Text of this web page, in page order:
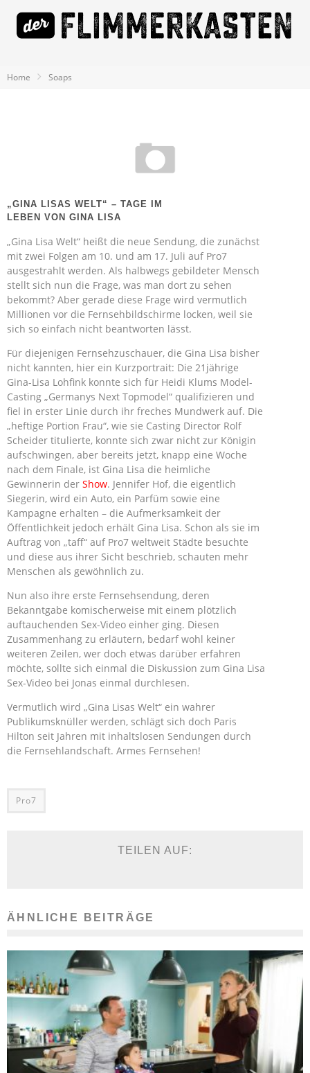
Home Soaps
„GINA LISAS WELT“ – TAGE IM
LEBEN VON GINA LISA
„Gina Lisa Welt“ heißt die neue Sendung, die zunächst
mit zwei Folgen am 10. und am 17. Juli auf Pro7
ausgestrahlt werden. Als halbwegs gebildeter Mensch
stellt sich nun die Frage, was man dort zu sehen
bekommt? Aber gerade diese Frage wird vermutlich
Millionen vor die Fernsehbildschirme locken, weil sie
sich so einfach nicht beantworten lässt.
Für diejenigen Fernsehzuschauer, die Gina Lisa bisher
nicht kannten, hier ein Kurzportrait: Die 21jährige
Gina-Lisa Lohfink konnte sich für Heidi Klums Model-
Casting „Germanys Next Topmodel“ qualifizieren und
fiel in erster Linie durch ihr freches Mundwerk auf. Die
„heftige Portion Frau“, wie sie Casting Director Rolf
Scheider titulierte, konnte sich zwar nicht zur Königin
aufschwingen, aber bereits jetzt, knapp eine Woche
nach dem Finale, ist Gina Lisa die heimliche
Gewinnerin der Show. Jennifer Hof, die eigentlich
Siegerin, wird ein Auto, ein Parfüm sowie eine
Kampagne erhalten – die Aufmerksamkeit der
Öffentlichkeit jedoch erhält Gina Lisa. Schon als sie im
Auftrag von „taff“ auf Pro7 weltweit Städte besuchte
und diese aus ihrer Sicht beschrieb, schauten mehr
Menschen als gewöhnlich zu.
Nun also ihre erste Fernsehsendung, deren
Bekanntgabe komischerweise mit einem plötzlich
auftauchenden Sex-Video einher ging. Diesen
Zusammenhang zu erläutern, bedarf wohl keiner
weiteren Zeilen, wer doch etwas darüber erfahren
möchte, sollte sich einmal die Diskussion zum Gina Lisa
Sex-Video bei Jonas einmal durchlesen.
Vermutlich wird „Gina Lisas Welt“ ein wahrer
Publikumsknüller werden, schlägt sich doch Paris
Hilton seit Jahren mit inhaltslosen Sendungen durch
die Fernsehlandschaft. Armes Fernsehen!
Pro7
TEILEN AUF:
ÄHNLICHE BEITRÄGE